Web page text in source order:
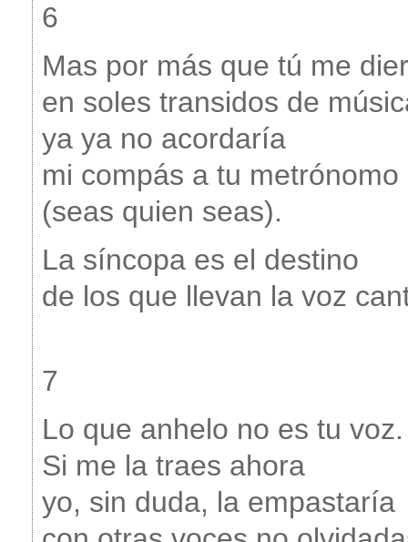
6
Mas por más que tú me
en soles transidos de
ya ya no acordaría
mi compás a tu metrónomo
(seas quien seas).
La síncopa es el destino
de los que llevan la voz
7
Lo que anhelo no es tu voz.
Si me la traes ahora
yo, sin duda, la empastaría